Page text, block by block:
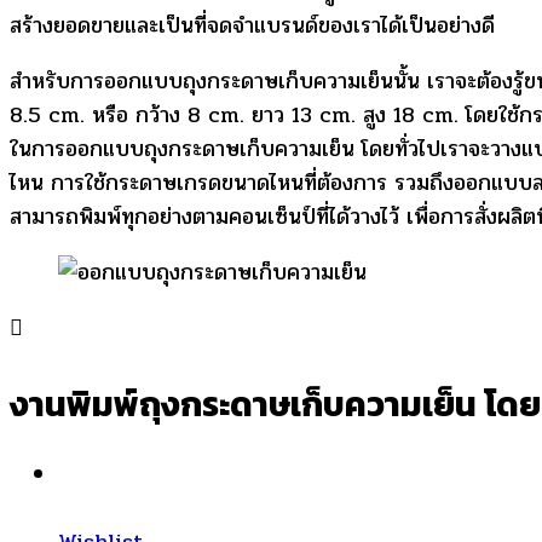
สร้างยอดขายและเป็นที่จดจำแบรนด์ของเราได้เป็นอย่างดี
สำหรับการออกแบบถุงกระดาษเก็บความเย็นนั้น เราจะต้อง
8.5 cm. หรือ กว้าง 8 cm. ยาว 13 cm. สูง 18 cm. โดยใช้
ในการออกแบบถุงกระดาษเก็บความเย็น โดยทั่วไปเราจะวา
ไหน การใช้กระดาษเกรดขนาดไหนที่ต้องการ รวมถึงออกแ
สามารถพิมพ์ทุกอย่างตามคอนเซ็นป์ที่ได้วางไว้ เพื่อการสั่งผ
งานพิมพ์ถุงกระดาษเก็บความเย็น โด